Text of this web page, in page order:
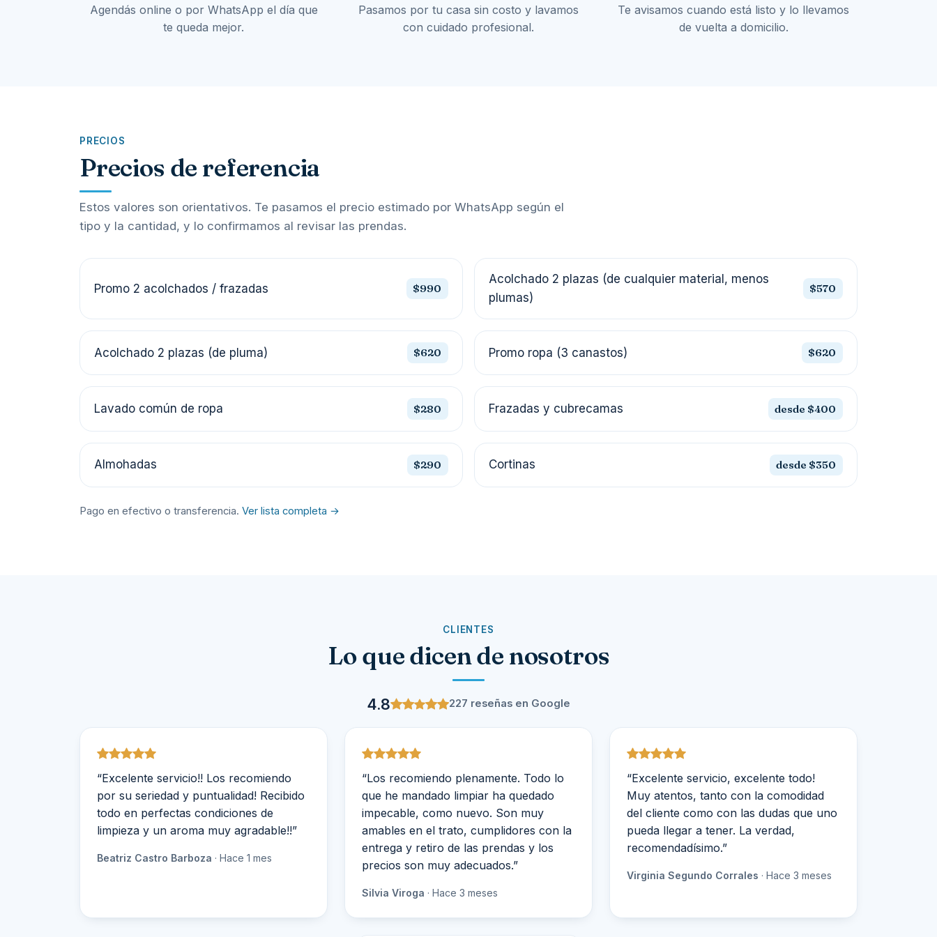
Agendás online o por WhatsApp el día que
te queda mejor.
Pasamos por tu casa sin costo y lavamos
con cuidado profesional.
Te avisamos cuando está listo y lo llevamos
de vuelta a domicilio.
PRECIOS
Precios de referencia
Estos valores son orientativos. Te pasamos el precio estimado por WhatsApp según el
tipo y la cantidad, y lo confirmamos al revisar las prendas.
Promo 2 acolchados / frazadas $990
Acolchado 2 plazas (de cualquier material, menos
plumas)
$570
Acolchado 2 plazas (de pluma) $620 Promo ropa (3 canastos) $620
Lavado común de ropa $280 Frazadas y cubrecamas desde $400
Almohadas $290 Cortinas desde $350
Pago en efectivo o transferencia. Ver lista completa →
CLIENTES
Lo que dicen de nosotros
4.8 227 reseñas en Google
“Excelente servicio!! Los recomiendo
por su seriedad y puntualidad! Recibido
todo en perfectas condiciones de
limpieza y un aroma muy agradable!!”
Beatriz Castro Barboza · Hace 1 mes
“Los recomiendo plenamente. Todo lo
que he mandado limpiar ha quedado
impecable, como nuevo. Son muy
amables en el trato, cumplidores con la
entrega y retiro de las prendas y los
precios son muy adecuados.”
Silvia Viroga · Hace 3 meses
“Excelente servicio, excelente todo!
Muy atentos, tanto con la comodidad
del cliente como con las dudas que uno
pueda llegar a tener. La verdad,
recomendadísimo.”
Virginia Segundo Corrales · Hace 3 meses